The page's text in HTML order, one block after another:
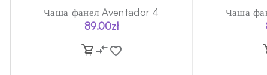
Чаша фанел Aventador 4
89.00zł
Чаша